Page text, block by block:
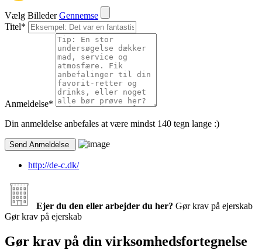
Vælg Billeder Gennemse
Titel*
Anmeldelse*
Din anmeldelse anbefales at være mindst 140 tegn lange :)
http://de-c.dk/
Ejer du den eller arbejder du her? Gør krav på ejerskab
Gør krav på ejerskab
Gør krav på din virksomhedsfortegnelse